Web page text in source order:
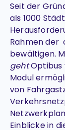
Seit der
als 1000
Rahmen der
bewältigen.
gehtOptibus
Modul
von
Einblicke in